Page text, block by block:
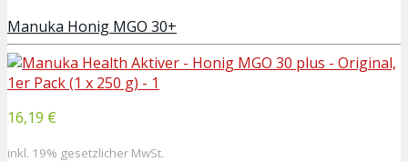
Manuka Honig MGO 30+
16,19 €
inkl. 19% gesetzlicher MwSt.